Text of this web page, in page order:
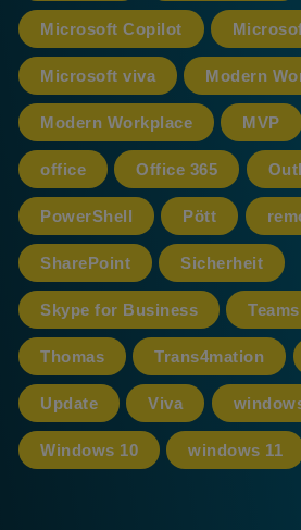
Microsoft Copilot
Microsoft viva Modern
Modern Workplace MVP
office Office 365
PowerShell Pött
SharePoint Sicherheit
Skype for Business Teams
Thomas Trans4mation
Update Viva
Windows 10 windows 11